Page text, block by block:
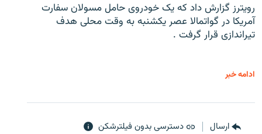
رویترز گزارش داد که یک خودروی حامل مسولان سفارت
آمریکا در گواتمالا عصر یکشنبه به وقت محلی هدف
تیراندازی قرار گرفت .
ادامه خبر
ارسال دسترسی بدون فیلترشکن